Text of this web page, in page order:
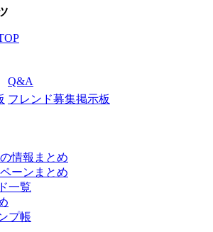
Q&A
フレンド募集掲示板
情報まとめ
ーンまとめ
一覧
プ帳